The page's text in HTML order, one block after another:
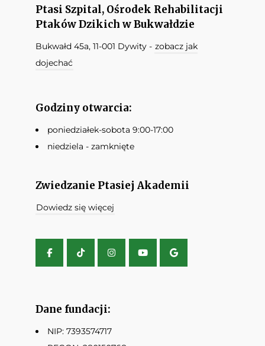
Ptasi Szpital, Ośrodek Rehabilitacji
Ptaków Dzikich w Bukwałdzie
Bukwałd 45a, 11-001 Dywity - zobacz jak
dojechać
Godziny otwarcia:
poniedziałek-sobota 9:00-17:00
niedziela - zamknięte
Zwiedzanie Ptasiej Akademii
Dowiedz się więcej
Dane fundacji:
NIP: 7393574717